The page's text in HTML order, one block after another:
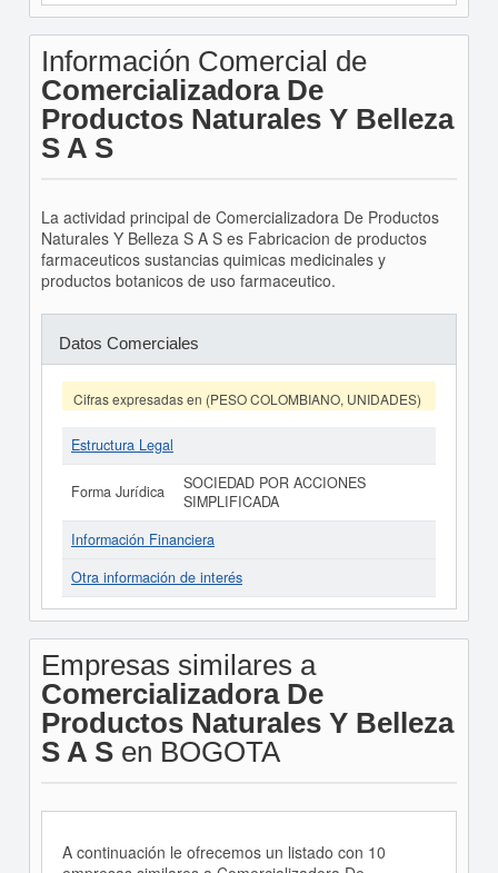
Información Comercial de
Comercializadora De
Productos Naturales Y Belleza
S A S
La actividad principal de Comercializadora De Productos
Naturales Y Belleza S A S es Fabricacion de productos
farmaceuticos sustancias quimicas medicinales y
productos botanicos de uso farmaceutico.
Datos Comerciales
Cifras expresadas en (PESO COLOMBIANO, UNIDADES)
Estructura Legal
Forma Jurídica
SOCIEDAD POR ACCIONES
SIMPLIFICADA
Información Financiera
Otra información de interés
Empresas similares a
Comercializadora De
Productos Naturales Y Belleza
S A Sen BOGOTA
A continuación le ofrecemos un listado con 10